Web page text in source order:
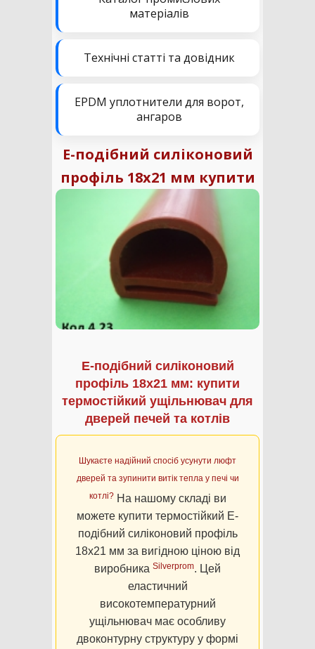
матеріалів
Технічні статті та довідник
EPDM уплотнители для ворот,
ангаров
Е-подібний силіконовий
профіль 18х21 мм купити
Е-подібний силіконовий
профіль 18х21 мм: купити
термостійкий ущільнювач для
дверей печей та котлів
Шукаєте надійний спосіб усунути люфт
дверей та зупинити витік тепла у печі чи
котлі?На нашому складі ви
можете купити термостійкий Е-
подібний силіконовий профіль
18х21 мм за вигідною ціною від
виробника Silverprom. Цей
еластичний
високотемпературний
ущільнювач має особливу
двоконтурну структуру у формі